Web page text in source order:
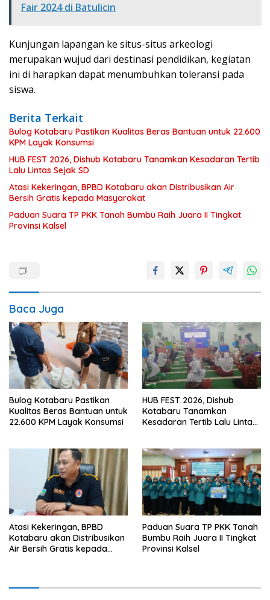
Fair 2024 di Batulicin
Kunjungan lapangan ke situs-situs arkeologi
merupakan wujud dari destinasi pendidikan, kegiatan
ini di harapkan dapat menumbuhkan toleransi pada
siswa.
Berita Terkait
Bulog Kotabaru Pastikan Kualitas Beras Bantuan untuk 22.600
KPM Layak Konsumsi
HUB FEST 2026, Dishub Kotabaru Tanamkan Kesadaran Tertib
Lalu Lintas Sejak SD
Atasi Kekeringan, BPBD Kotabaru akan Distribusikan Air
Bersih Gratis kepada Masyarakat
Paduan Suara TP PKK Tanah Bumbu Raih Juara II Tingkat
Provinsi Kalsel
Baca Juga
Bulog Kotabaru Pastikan
Kualitas Beras Bantuan untuk
22.600 KPM Layak Konsumsi
HUB FEST 2026, Dishub
Kotabaru Tanamkan
Kesadaran Tertib Lalu Lintas
Atasi Kekeringan, BPBD
Kotabaru akan Distribusikan
Air Bersih Gratis kepada
Paduan Suara TP PKK Tanah
Bumbu Raih Juara II Tingkat
Provinsi Kalsel